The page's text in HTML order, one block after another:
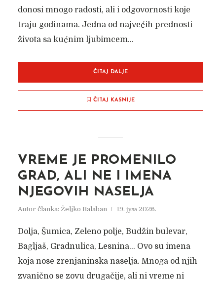
donosi mnogo radosti, ali i odgovornosti koje
traju godinama. Jedna od najvećih prednosti
života sa kućnim ljubimcem...
ČITAJ DALJE
ČITAJ KASNIJE
VREME JE PROMENILO
GRAD, ALI NE I IMENA
NJEGOVIH NASELJA
Autor članka: Željko Balaban 19. јула 2026.
Dolja, Šumica, Zeleno polje, Budžin bulevar,
Bagljaš, Gradnulica, Lesnina… Ovo su imena
koja nose zrenjaninska naselja. Mnoga od njih
zvanično se zovu drugačije, ali ni vreme ni